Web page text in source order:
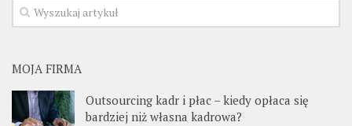
MOJA FIRMA
Outsourcing kadr i płac – kiedy opłaca się
bardziej niż własna kadrowa?